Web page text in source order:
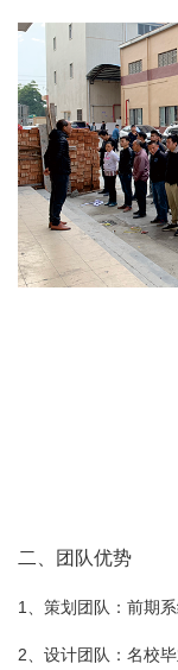
二、团队优势
1、策划团队：前期
2、设计团队：名校